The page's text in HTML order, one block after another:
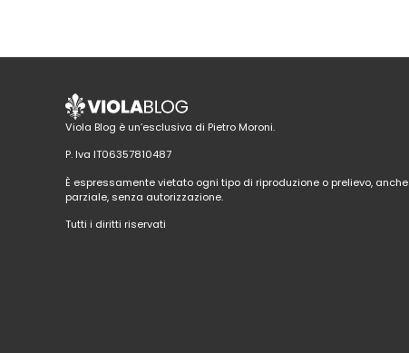
Viola Blog è un’esclusiva di Pietro Moroni.
P. Iva IT06357810487
È espressamente vietato ogni tipo di riproduzione o prelievo, anche
parziale, senza autorizzazione.
Tutti i diritti riservati